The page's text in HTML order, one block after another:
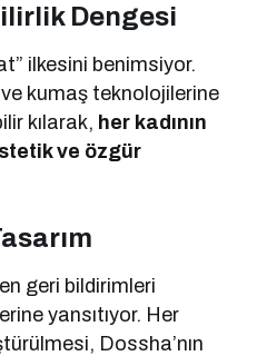
Dengesi
ilkesini benimsiyor.
kumaş teknolojilerine
kılarak, her kadının
ve özgür
geri bildirimleri
yansıtıyor. Her
Dossha’nın